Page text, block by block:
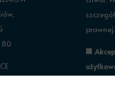
80
prawnej.